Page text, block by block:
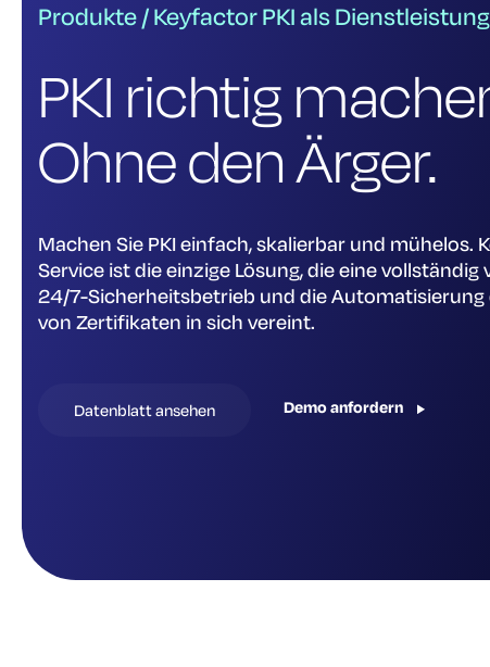
Produkte / Keyfactor PKI als Dienstleistung
PKI richtig
Ohne den Ärger.
Machen Sie PKI einfach, skalierbar und mühelos.
Service ist die einzige Lösung, die eine vollständig
24/7-Sicherheitsbetrieb und die Automatisierung
von Zertifikaten in sich vereint.
Datenblatt ansehen Demo anfordern